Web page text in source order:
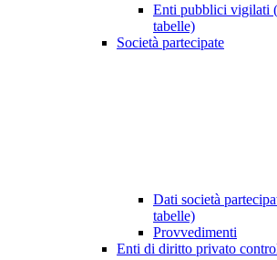
Enti pubblici vigilati
tabelle)
Società partecipate
Dati società
tabelle)
Provvedimenti
Enti di diritto privato